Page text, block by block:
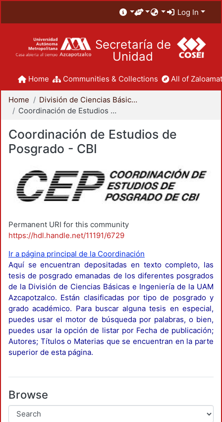
Log In
Secretaría de
Unidad
Home Communities & Collections All of
Home
División de Ciencias Básicas e Ingeniería
Coordinación de Estudios de Posgrado - CBI
Coordinación de Estudios de
Posgrado - CBI
Permanent URI for this community
https://hdl.handle.net/11191/6729
Ir a página principal de la Coordinación
Aquí se encuentran depositadas en texto completo, las
tesis de posgrado emanadas de los diferentes posgrados
de la División de Ciencias Básicas e Ingeniería de la UAM
Azcapotzalco. Están clasificadas por tipo de posgrado y
grado académico. Para buscar alguna tesis en especial,
puedes usar el motor de búsqueda por palabras, o bien,
puedes usar la opción de listar por Fecha de publicación;
Autores; Títulos o Materias que se encuentran en la parte
superior de esta página.
Browse